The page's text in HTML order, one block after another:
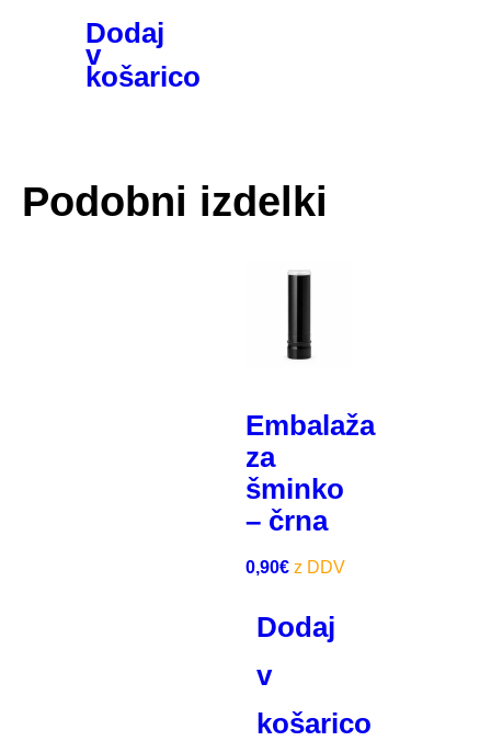
Dodaj
v
košarico
Podobni izdelki
Embalaža
za
šminko
– črna
0,90€
Dodaj
v
košarico